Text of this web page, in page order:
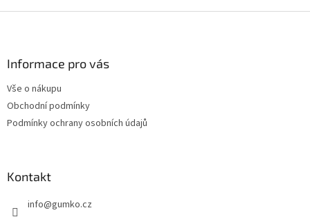
v
Informace pro vás
Vše o nákupu
Obchodní podmínky
Podmínky ochrany osobních údajů
Kontakt
info@gumko.cz